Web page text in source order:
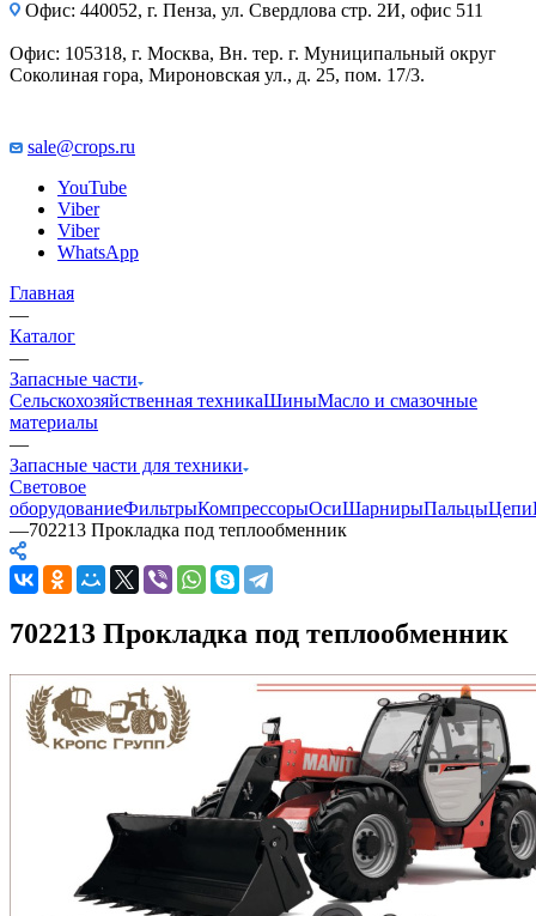
Офис: 440052, г. Пенза, ул. Свердлова стр. 2И, офис 511
Офис: 105318, г. Москва, Вн. тер. г. Муниципальный округ
Соколиная гора, Мироновская ул., д. 25, пом. 17/3.
sale@crops.ru
YouTube
Viber
Viber
WhatsApp
Главная
—
Каталог
—
Запасные части
Сельскохозяйственная техникаШиныМасло и смазочные
материалы
—
Запасные части для техники
Световое
оборудованиеФильтрыКомпрессорыОсиШарнирыПальцыЦепи
—702213 Прокладка под теплообменник
702213 Прокладка под теплообменник